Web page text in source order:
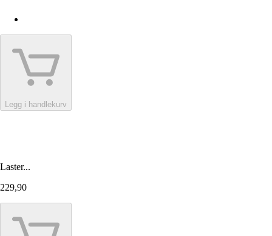
Legg i handlekurv
Laster...
229,90